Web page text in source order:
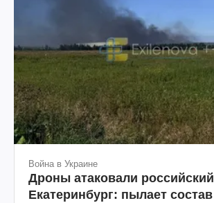
Война в Украине
Дроны атаковали российский
Екатеринбург: пылает состав